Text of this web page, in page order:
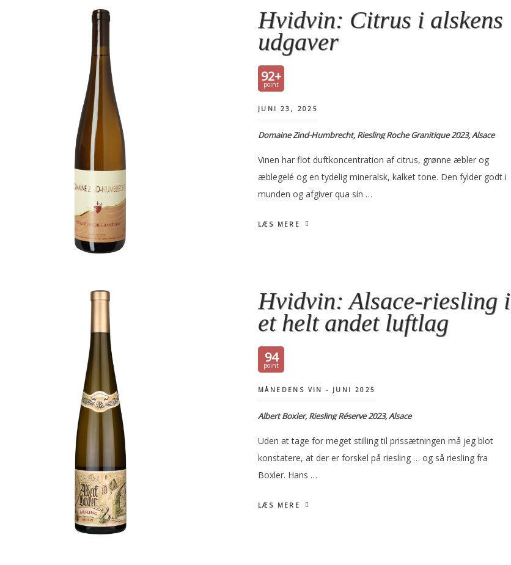
Hvidvin: Citrus i alskens
udgaver
92+
JUNI 23, 2025
Domaine Zind-Humbrecht, Riesling Roche Granitique 2023, Alsace
Vinen har flot duftkoncentration af citrus, grønne æbler og
æblegelé og en tydelig mineralsk, kalket tone. Den fylder godt i
munden og afgiver qua sin …
LÆS MERE
Hvidvin: Alsace-riesling i
et helt andet luftlag
94
MÅNEDENS VIN - JUNI 2025
Albert Boxler, Riesling Réserve 2023, Alsace
Uden at tage for meget stilling til prissætningen må jeg blot
konstatere, at der er forskel på riesling … og så riesling fra
Boxler. Hans …
LÆS MERE